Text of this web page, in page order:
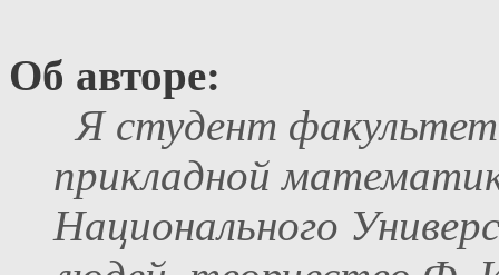
Об авторе:
Я студент
прикладной
Национального